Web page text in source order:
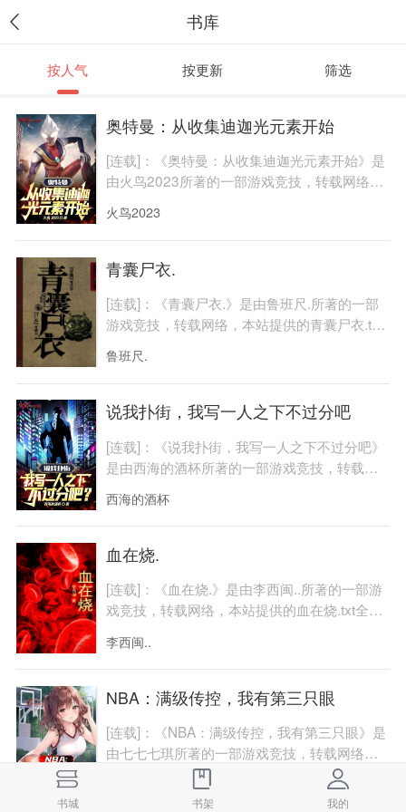
书城 书架 我的
书库
按人气 按更新 筛选
奥特曼：从收集迪迦光元素开始
[连载]：《奥特曼：从收集迪迦光元素开始》是
由火鸟2023所著的一部游戏竞技，转载网络，
火鸟2023
青囊尸衣.
[连载]：《青囊尸衣.》是由鲁班尺.所著的一部
游戏竞技，转载网络，本站提供的青囊尸衣.txt
鲁班尺.
说我扑街，我写一人之下不过分吧
[连载]：《说我扑街，我写一人之下不过分吧》
是由西海的酒杯所著的一部游戏竞技，转载网
西海的酒杯
血在烧.
[连载]：《血在烧.》是由李西闽..所著的一部游
戏竞技，转载网络，本站提供的血在烧.txt全集
李西闽..
NBA：满级传控，我有第三只眼
[连载]：《NBA：满级传控，我有第三只眼》是
由七七七琪所著的一部游戏竞技，转载网络，
本站提供的NBA：满级传……
书城 书架 我的